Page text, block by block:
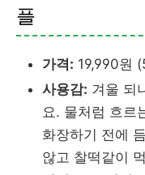
플
가격: 19,990원
사용감: 겨울 되
요. 물처럼 흐르
화장하기 전에
않고 찰떡같이